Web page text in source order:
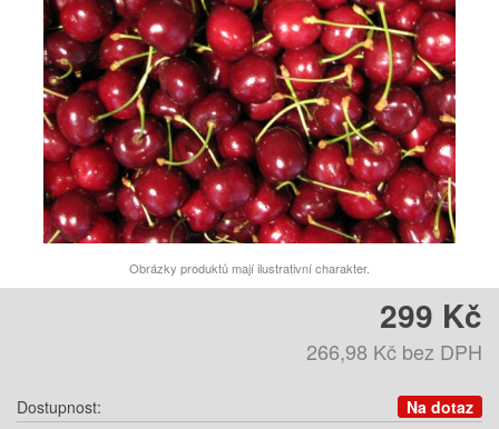
Obrázky produktů mají ilustrativní charakter.
299 Kč
266,98 Kč bez DPH
Dostupnost: Na dotaz